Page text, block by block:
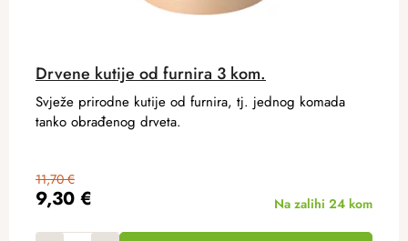
Drvene kutije od furnira 3 kom.
9,30 €
11,70 €
Na zalihi 24 kom
Svježe prirodne kutije od furnira, tj. jednog komada
tanko obrađenog drveta.